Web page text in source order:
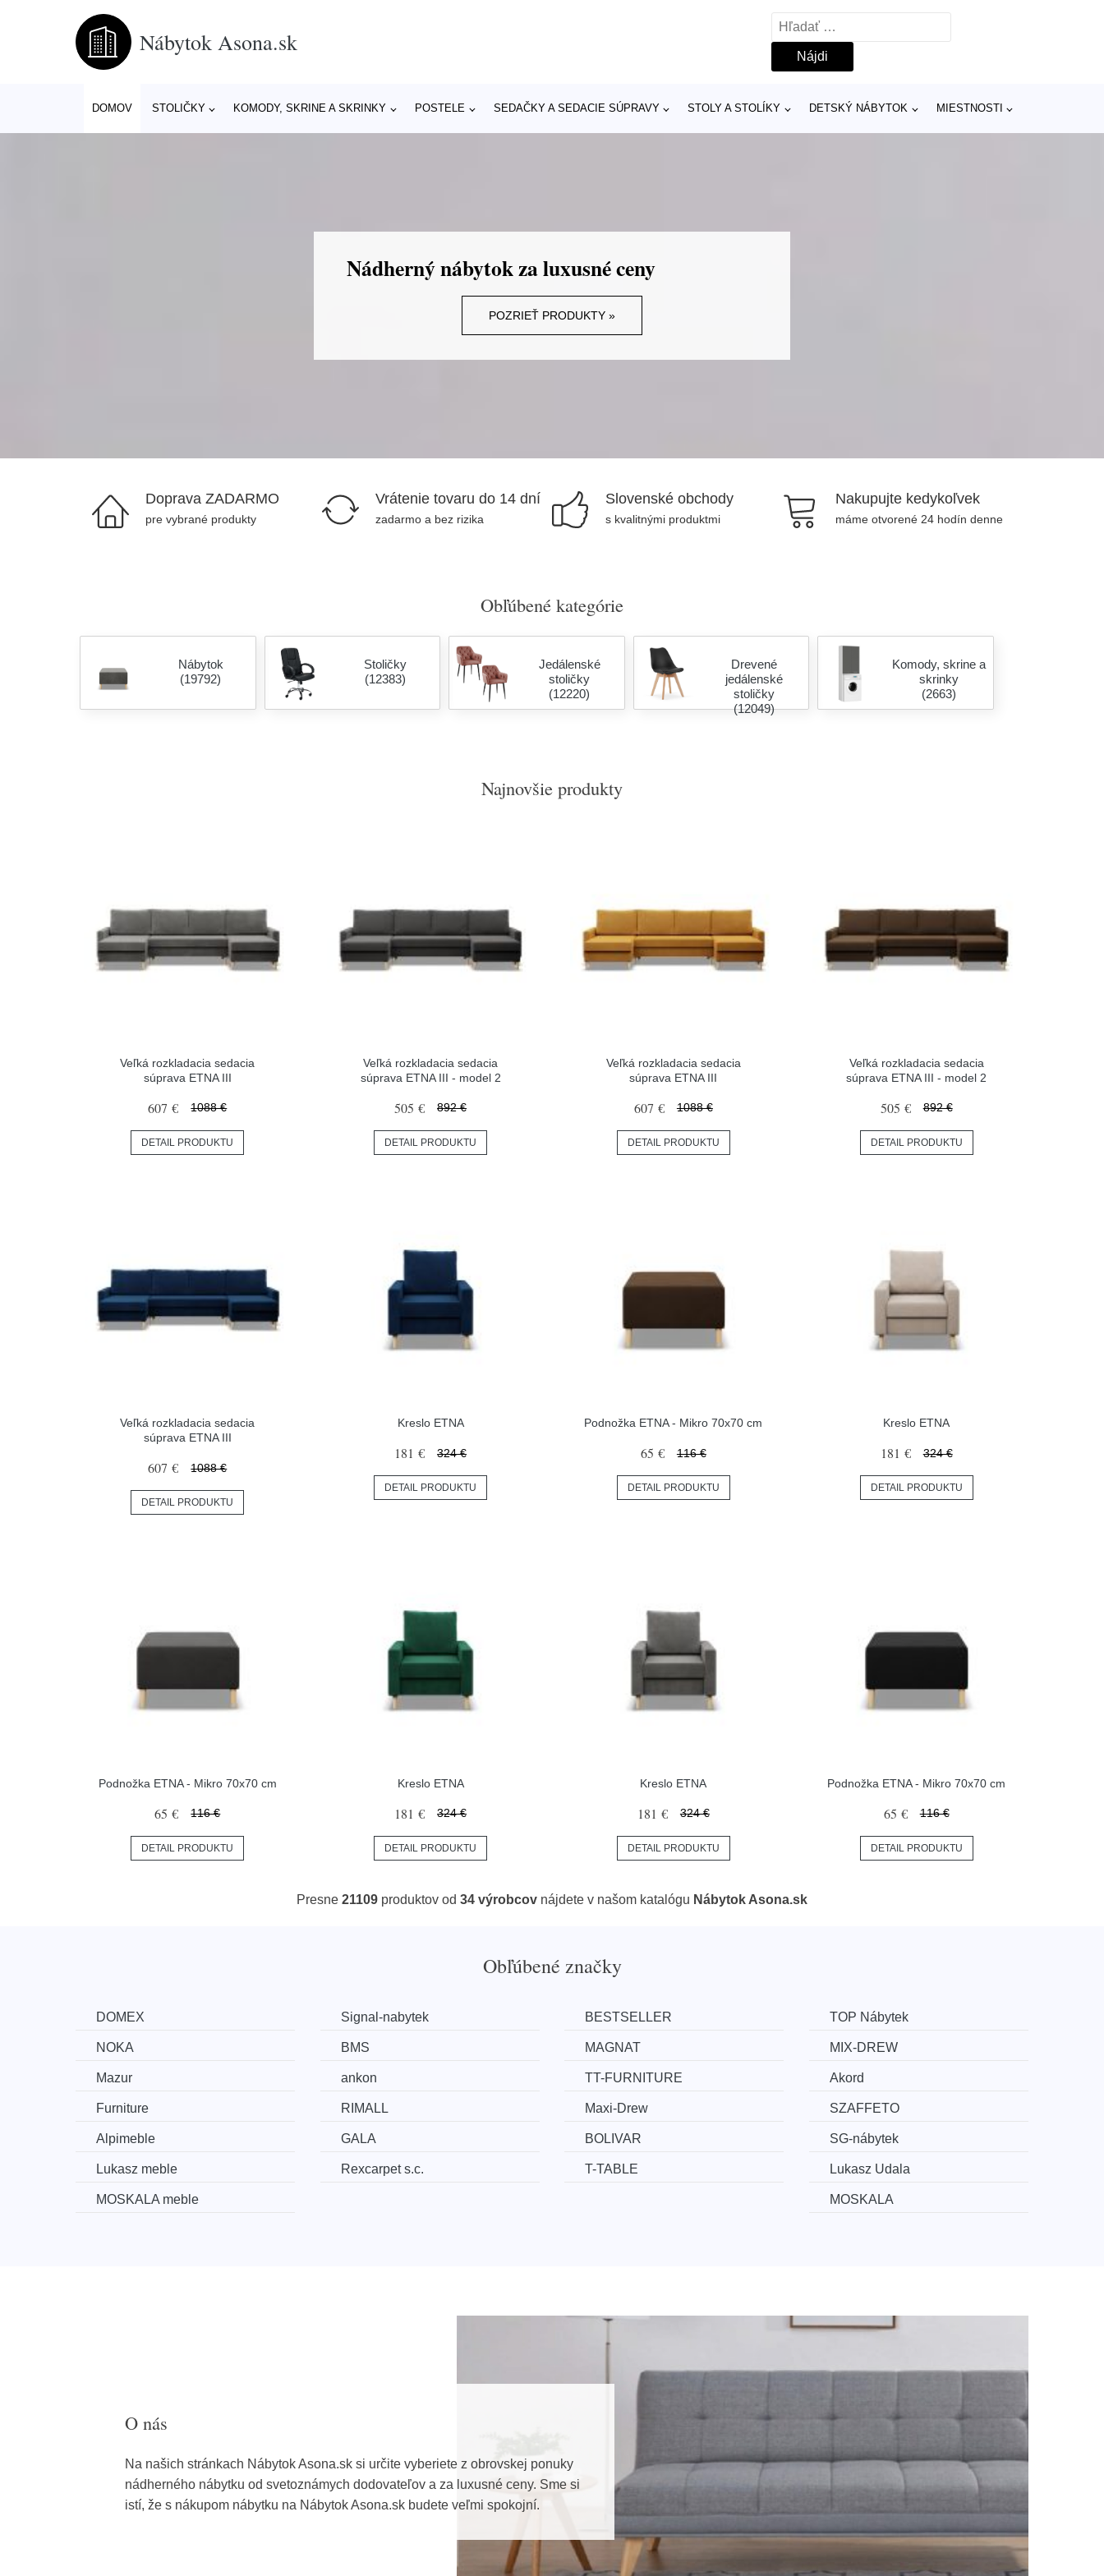
Nábytok Asona.sk
Hľadať:
DOMOV STOLIČKY KOMODY, SKRINE A SKRINKY POSTELE SEDAČKY A SEDACIE SÚPRAVY STOLY A STOLÍKY DETSKÝ NÁBYTOK MIESTNOSTI
Nádherný nábytok za luxusné ceny
POZRIEŤ PRODUKTY »
Doprava ZADARMO
pre vybrané produkty
Vrátenie tovaru do 14 dní
zadarmo a bez rizika
Slovenské obchody
s kvalitnými produktmi
Nakupujte kedykoľvek
máme otvorené 24 hodín denne
Obľúbené kategórie
Nábytok
(19792)
Stoličky
(12383)
Jedálenské
stoličky
(12220)
Drevené
jedálenské
stoličky
(12049)
Komody, skrine a
skrinky
(2663)
Najnovšie produkty
Veľká rozkladacia sedacia
súprava ETNA III
607 € 1088 €
DETAIL PRODUKTU
Veľká rozkladacia sedacia
súprava ETNA III - model 2
505 € 892 €
DETAIL PRODUKTU
Veľká rozkladacia sedacia
súprava ETNA III
607 € 1088 €
DETAIL PRODUKTU
Veľká rozkladacia sedacia
súprava ETNA III - model 2
505 € 892 €
DETAIL PRODUKTU
Veľká rozkladacia sedacia
súprava ETNA III
607 € 1088 €
DETAIL PRODUKTU
Kreslo ETNA
181 € 324 €
DETAIL PRODUKTU
Podnožka ETNA - Mikro 70x70 cm
65 € 116 €
DETAIL PRODUKTU
Kreslo ETNA
181 € 324 €
DETAIL PRODUKTU
Podnožka ETNA - Mikro 70x70 cm
65 € 116 €
DETAIL PRODUKTU
Kreslo ETNA
181 € 324 €
DETAIL PRODUKTU
Kreslo ETNA
181 € 324 €
DETAIL PRODUKTU
Podnožka ETNA - Mikro 70x70 cm
65 € 116 €
DETAIL PRODUKTU
Presne 21109 produktov od 34 výrobcov nájdete v našom katalógu Nábytok Asona.sk
Obľúbené značky
DOMEX Signal-nabytek BESTSELLER TOP Nábytek
NOKA BMS MAGNAT MIX-DREW
Mazur ankon TT-FURNITURE Akord
Furniture RIMALL Maxi-Drew SZAFFETO
Alpimeble GALA BOLIVAR SG-nábytek
Lukasz meble Rexcarpet s.c. T-TABLE Lukasz Udala
MOSKALA meble MOSKALA
O nás
Na našich stránkach Nábytok Asona.sk si určite vyberiete z obrovskej ponuky
nádherného nábytku od svetoznámych dodovateľov a za luxusné ceny. Sme si
istí, že s nákupom nábytku na Nábytok Asona.sk budete veľmi spokojní.